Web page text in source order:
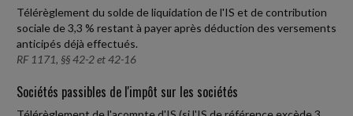
Télérèglement du solde de liquidation de l'IS et de contribution
sociale de 3,3 % restant à payer après déduction des versements
anticipés déjà effectués.
RF 1171, §§ 42-2 et 42-16
Sociétés passibles de l'impôt sur les sociétés